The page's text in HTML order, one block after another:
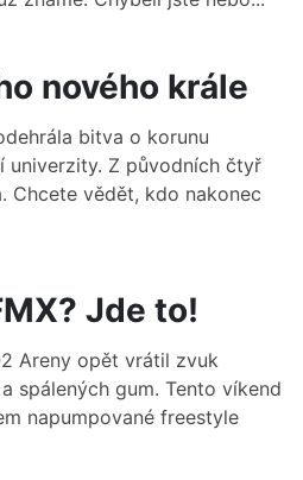
nového krále
bitva o korunu
univerzity. Z původních čtyř
Chcete vědět, kdo nakonec
Jde to!
Areny opět vrátil zvuk
spálených gum. Tento víkend
napumpované freestyle